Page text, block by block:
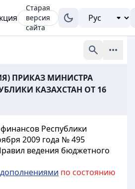
Старая
версия
сайта
ПРИКАЗ МИНИСТРА
КАЗАХСТАН ОТ 16
Республики
2009 года № 495
ведения бюджетного
по состоянию